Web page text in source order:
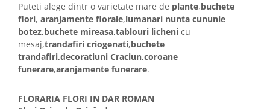
Puteti alege dintr o varietate mare de plante,buchete
flori, aranjamente florale,lumanari nunta cununie
botez,buchete mireasa,tablouri licheni cu
mesaj,trandafiri criogenati,buchete
trandafiri,decoratiuni Craciun,coroane
funerare,aranjamente funerare.
FLORARIA FLORI IN DAR ROMAN